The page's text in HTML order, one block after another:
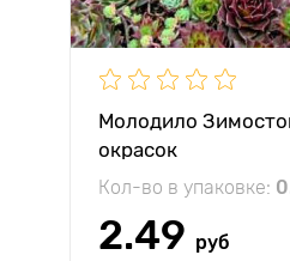
Молодило
окрасок
Кол-во в упаковке:
2.49 руб